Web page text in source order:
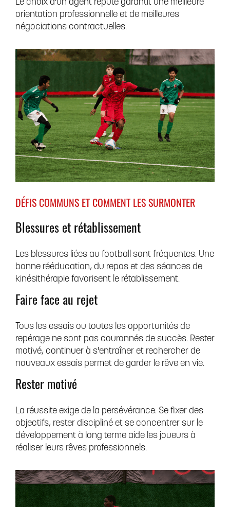
Le choix d'un agent réputé garantit une meilleure
orientation professionnelle et de meilleures
négociations contractuelles.
DÉFIS COMMUNS ET COMMENT LES SURMONTER
Blessures et rétablissement
Les blessures liées au football sont fréquentes. Une
bonne rééducation, du repos et des séances de
kinésithérapie favorisent le rétablissement.
Faire face au rejet
Tous les essais ou toutes les opportunités de
repérage ne sont pas couronnés de succès. Rester
motivé, continuer à s'entraîner et rechercher de
nouveaux essais permet de garder le rêve en vie.
Rester motivé
La réussite exige de la persévérance. Se fixer des
objectifs, rester discipliné et se concentrer sur le
développement à long terme aide les joueurs à
réaliser leurs rêves professionnels.